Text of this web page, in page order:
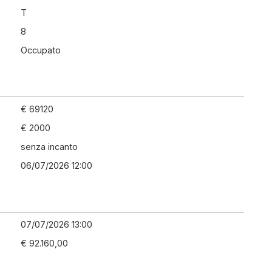
T
8
Occupato
€ 69120
€ 2000
senza incanto
06/07/2026 12:00
07/07/2026 13:00
€ 92.160,00